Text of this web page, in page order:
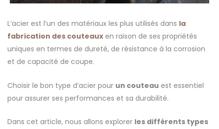
L’acier est l’un des matériaux les plus utilisés dans la
fabrication des couteaux en raison de ses propriétés
uniques en termes de dureté, de résistance à la corrosion
et de capacité de coupe.
Choisir le bon type d’acier pour un couteau est essentiel
pour assurer ses performances et sa durabilité.
Dans cet article, nous allons explorer les différents types